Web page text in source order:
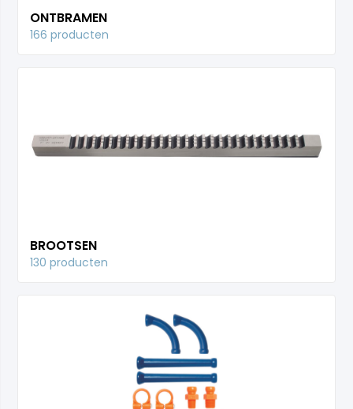
ONTBRAMEN
166 producten
BROOTSEN
130 producten